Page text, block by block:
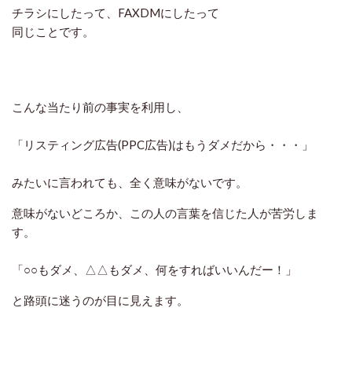
チラシにしたって、FAXDMにしたって
同じことです。
こんな当たり前の事実を利用し、
「リスティング広告(PPC広告)はもうダメだから・・・」
みたいに言われても、全く意味がないです。
意味がないどころか、この人の言葉を信じた人が苦労しま
す。
「○○もダメ、△△もダメ、何をすればいいんだー！」
と路頭に迷うのが目に見えます。